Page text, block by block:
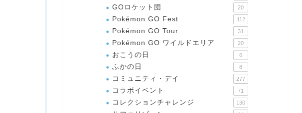
GOロケット団 20
Pokémon GO Fest 112
Pokémon GO Tour 31
Pokémon GO ワイルドエリア 20
おこうの日 6
ふかの日 8
コミュニティ・デイ 277
コラボイベント 71
コレクションチャレンジ 130